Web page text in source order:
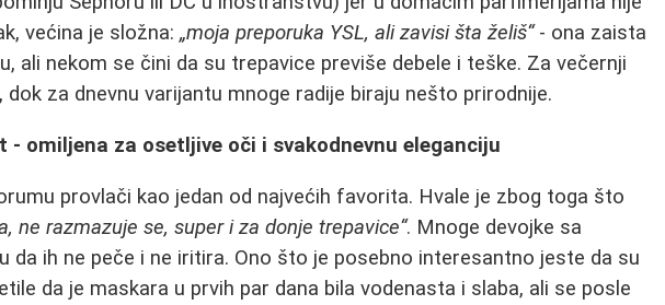
većina je složna:„moja preporuka YSL, ali zavisi šta želiš“- ona zaista
ali nekom se čini da su trepavice previše debele i teške. Za večernji
dok za dnevnu varijantu mnoge radije biraju nešto prirodnije.
- omiljena za osetljive oči i svakodnevnu eleganciju
provlači kao jedan od najvećih favorita. Hvale je zbog toga što
ne razmazuje se, super i za donje trepavice“. Mnoge devojke sa
da ih ne peče i ne iritira. Ono što je posebno interesantno jeste da su
da je maskara u prvih par dana bila vodenasta i slaba, ali se posle